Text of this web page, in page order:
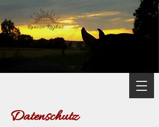
Datenschutz